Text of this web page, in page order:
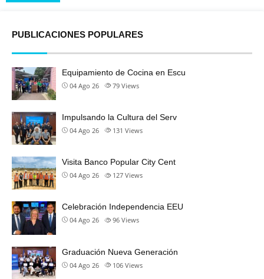
PUBLICACIONES POPULARES
Equipamiento de Cocina en Escu
04 Ago 26 79 Views
Impulsando la Cultura del Serv
04 Ago 26 131 Views
Visita Banco Popular City Cent
04 Ago 26 127 Views
Celebración Independencia EEU
04 Ago 26 96 Views
Graduación Nueva Generación
04 Ago 26 106 Views